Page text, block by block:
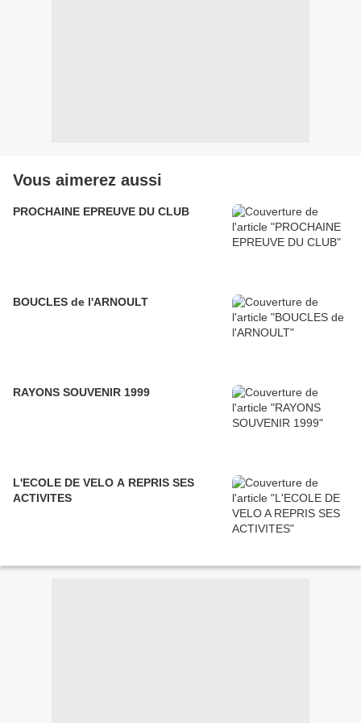
Vous aimerez aussi
PROCHAINE EPREUVE DU CLUB
BOUCLES de l'ARNOULT
RAYONS SOUVENIR 1999
L'ECOLE DE VELO A REPRIS SES
ACTIVITES